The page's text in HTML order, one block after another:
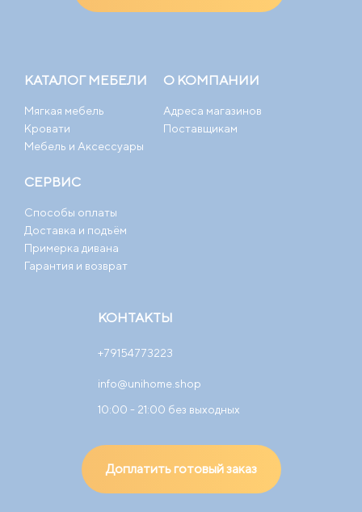
КАТАЛОГ МЕБЕЛИ
Мягкая мебель
Кровати
Мебель и Аксессуары
О КОМПАНИИ
Адреса магазинов
Поставщикам
СЕРВИС
Способы оплаты
Доставка и подъём
Примерка дивана
Гарантия и возврат
КОНТАКТЫ
+79154773223
info@unihome.shop
10:00 - 21:00 без выходных
Доплатить готовый заказ